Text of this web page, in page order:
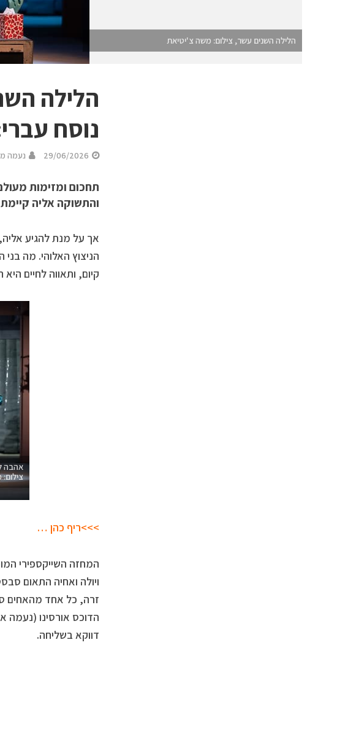
הלילה השנים עשר, צילום: משה צ'יטיאת
הלילה
נוסח
29/06/2026 נעמה
תחכום ומזימות
והתשוקה אליה
אך על מנת להגיע
הניצוץ האלוהי. מה
קיום, ותאווה לחיים
אהבה
>>>ריף כהן …
המחזה השייקספירי
ויולה ואחיה התאום
זרה, כל אחד מהאחים
הדוכס אורסינו
דווקא בשליחה.